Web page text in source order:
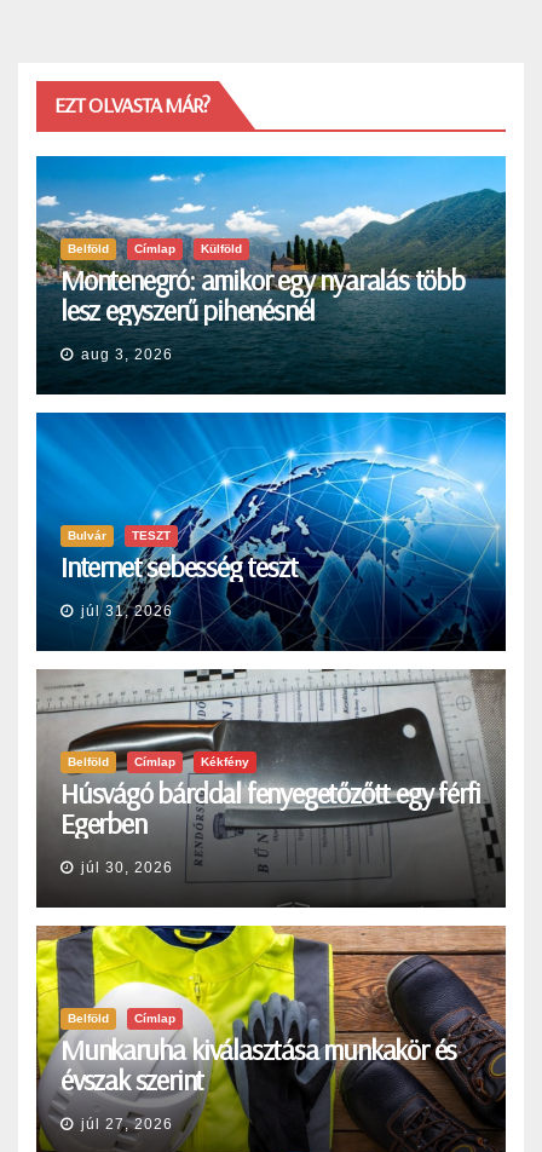
EZT OLVASTA MÁR?
Belföld Címlap Külföld
Montenegró: amikor egy nyaralás több
lesz egyszerű pihenésnél
aug 3, 2026
Bulvár TESZT
Internet sebesség teszt
júl 31, 2026
Belföld Címlap Kékfény
Húsvágó bárddal fenyegetőzőtt egy férfi
Egerben
júl 30, 2026
Belföld Címlap
Munkaruha kiválasztása munkakör és
évszak szerint
júl 27, 2026